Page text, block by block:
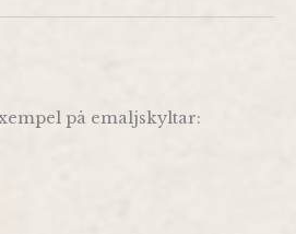
på emaljskyltar: